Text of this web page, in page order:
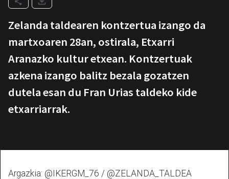
Zelanda taldearen kontzertua izango da
martxoaren 28an, ostirala, Etxarri
Aranazko kultur etxean. Kontzertuak
azkena izango balitz bezala gozatzen
dutela esan du Fran Urias taldeko kide
etxarriarrak.
Argazkia: @IKERGM_76 / @ZELANDA_TALDEA